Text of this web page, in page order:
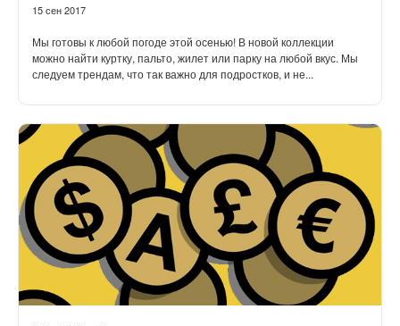
15 сен 2017
Мы готовы к любой погоде этой осенью! В новой коллекции
можно найти куртку, пальто, жилет или парку на любой вкус. Мы
следуем трендам, что так важно для подростков, и не...